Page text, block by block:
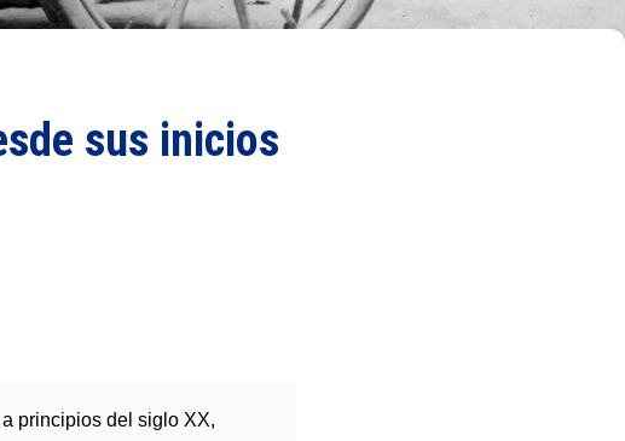
sus inicios
principios del siglo XX,